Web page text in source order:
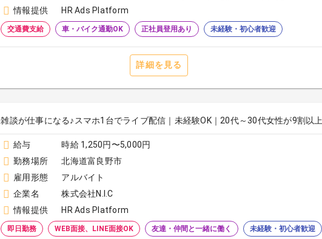
情報提供
HR Ads Platform
交通費支給 車・バイク通勤OK 正社員登用あり 未経験・初心者歓迎
詳細を見る
雑談が仕事になる♪スマホ1台でライブ配信｜未経験OK｜20代～30代女性が9割以上
給与
時給 1,250円〜5,000円
勤務場所
北海道富良野市
雇用形態
アルバイト
企業名
株式会社N.I.C
情報提供
HR Ads Platform
即日勤務 WEB面接、LINE面接OK 友達・仲間と一緒に働く 未経験・初心者歓迎